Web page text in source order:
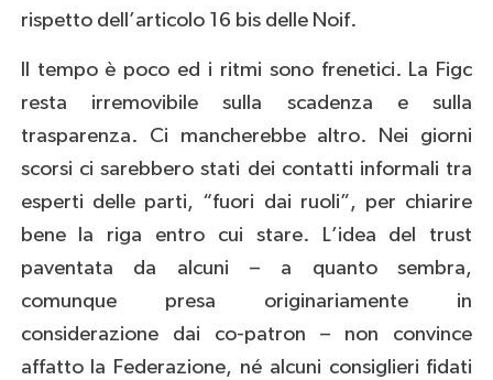
rispetto dell’articolo 16 bis delle Noif.
Il tempo è poco ed i ritmi sono frenetici. La Figc
resta irremovibile sulla scadenza e sulla
trasparenza. Ci mancherebbe altro. Nei giorni
scorsi ci sarebbero stati dei contatti informali tra
esperti delle parti, “fuori dai ruoli”, per chiarire
bene la riga entro cui stare. L’idea del trust
paventata da alcuni – a quanto sembra,
comunque presa originariamente in
considerazione dai co-patron – non convince
affatto la Federazione, né alcuni consiglieri fidati